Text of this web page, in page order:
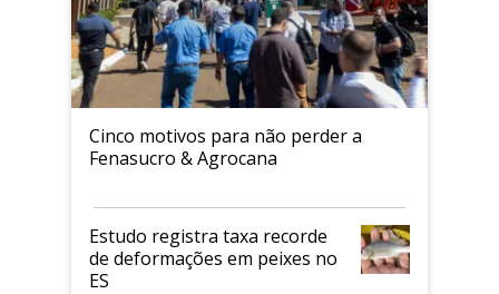
Cinco motivos para não perder a
Fenasucro & Agrocana
Estudo registra taxa recorde
de deformações em peixes no
ES